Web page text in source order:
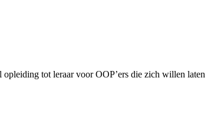
opleiding tot leraar voor OOP’ers die zich willen laten